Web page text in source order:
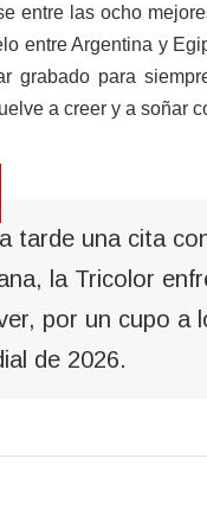
entre las ocho
entre Argentina y
grabado para
a creer y a soñar
tarde una cita
la Tricolor
por un cupo a
de 2026.